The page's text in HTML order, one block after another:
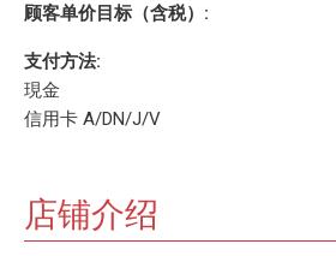
顾客单价目标（含税）:
支付方法:
現金
信用卡 A/DN/J/V
店铺介绍